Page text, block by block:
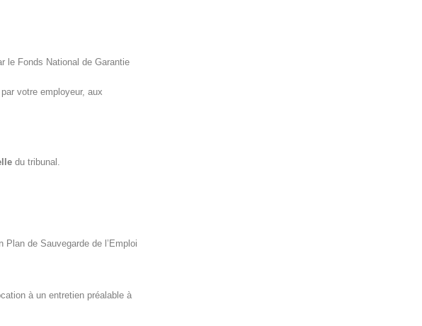
le Fonds National de Garantie
votre employeur, aux
du tribunal.
Plan de Sauvegarde de l’Emploi
à un entretien préalable à